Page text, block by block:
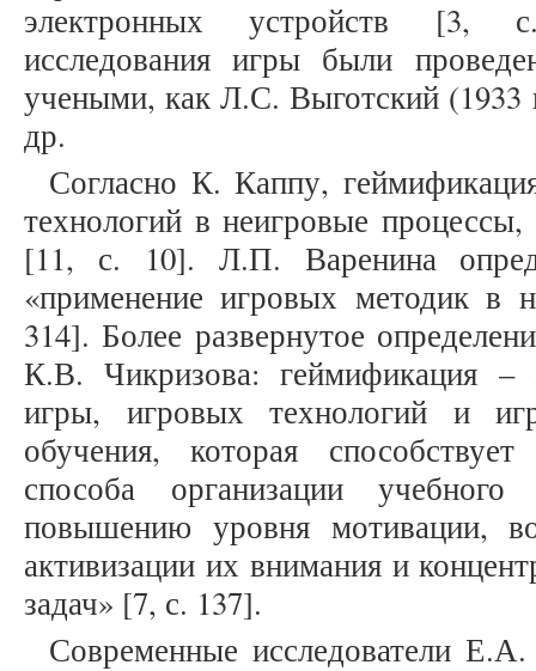
электронных устройств [3,
исследования игры были
учеными, как Л.С. Выготский
др.
Согласно К. Каппу,
технологий в неигровые
[11, с. 10]. Л.П. Варенина
«применение игровых методик в
314]. Более развернутое
К.В. Чикризова: геймификация –
игры, игровых технологий и
обучения, которая
способа организации
повышению уровня мотивации,
активизации их внимания и
задач» [7, с. 137].
Современные исследователи